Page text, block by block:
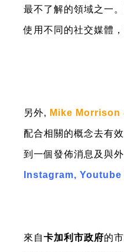
最不了解的領域之一
使用不同的社交媒體
另外, Mike Morrison
配合相關的概念去有
到一個發佈消息及與
Instagram, Youtube
來自卡加利市政府的